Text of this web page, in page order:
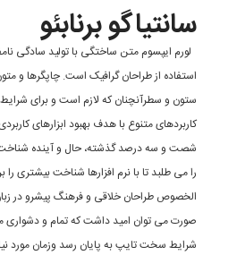
سانتیاگو برنابئو
لورم ایپسوم متن ساختگی با تولید سادگی نامفهوم از
استفاده از طراحان گرافیک است. چاپگرها و متون بلکه
ستون و سطرآنچنان که لازم است و برای شرایط فعلی
کاربردهای متنوع با هدف بهبود ابزارهای کاربردی می
شصت و سه درصد گذشته، حال و آینده شناخت فراوان
را می طلبد تا با نرم افزارها شناخت بیشتری را برای
الخصوص طراحان خلاقی و فرهنگ پیشرو در زبان فارسی
صورت می توان امید داشت که تمام و دشواری موجود در
شرایط سخت تایپ به پایان رسد وزمان مورد نیاز شامل